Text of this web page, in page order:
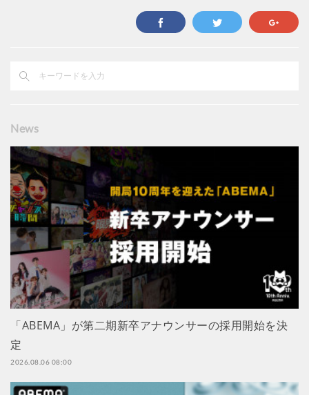
News
「ABEMA」が第二期新卒アナウンサーの採用開始を決
定
2026.08.06 08:00